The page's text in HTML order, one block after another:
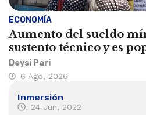
ECONOMÍA
Aumento del sueldo
sustento técnico y es
Deysi Pari
6 Ago, 2026
Inmersión
24 Jun, 2022